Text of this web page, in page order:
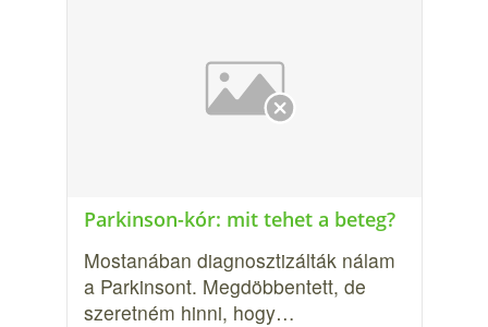
Parkinson-kór: mit tehet a beteg?
Mostanában diagnosztizálták nálam
a Parkinsont. Megdöbbentett, de
szeretném hinni, hogy…